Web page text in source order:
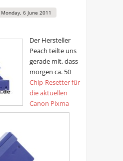
Monday, 6 June 2011
Der Hersteller
Peach teilte uns
gerade mit, dass
morgen ca. 50
Chip-Resetter für
die aktuellen
Canon Pixma